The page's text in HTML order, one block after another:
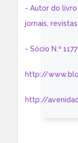
- Autor do
jornais,
- Sócio N.º
http://
http://